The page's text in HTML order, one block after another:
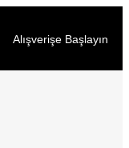
Alışverişe Başlayın